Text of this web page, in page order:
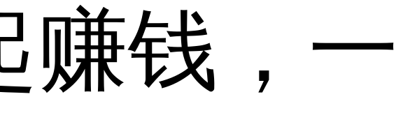
赚钱，一